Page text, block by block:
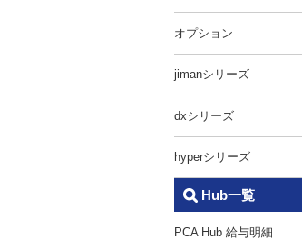
オプション
jimanシリーズ
dxシリーズ
hyperシリーズ
Hub一覧
PCA Hub 給与明細